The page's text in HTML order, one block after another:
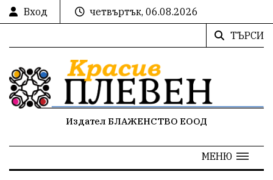
Вход
четвъртък, 06.08.2026
ТЪРСИ
Издател БЛАЖЕНСТВО ЕООД
МЕНЮ